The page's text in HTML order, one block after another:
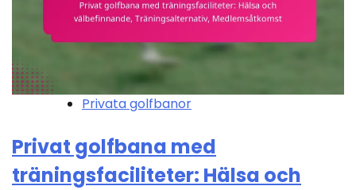
Privata golfbanor
Privat golfbana med
träningsfaciliteter: Hälsa och